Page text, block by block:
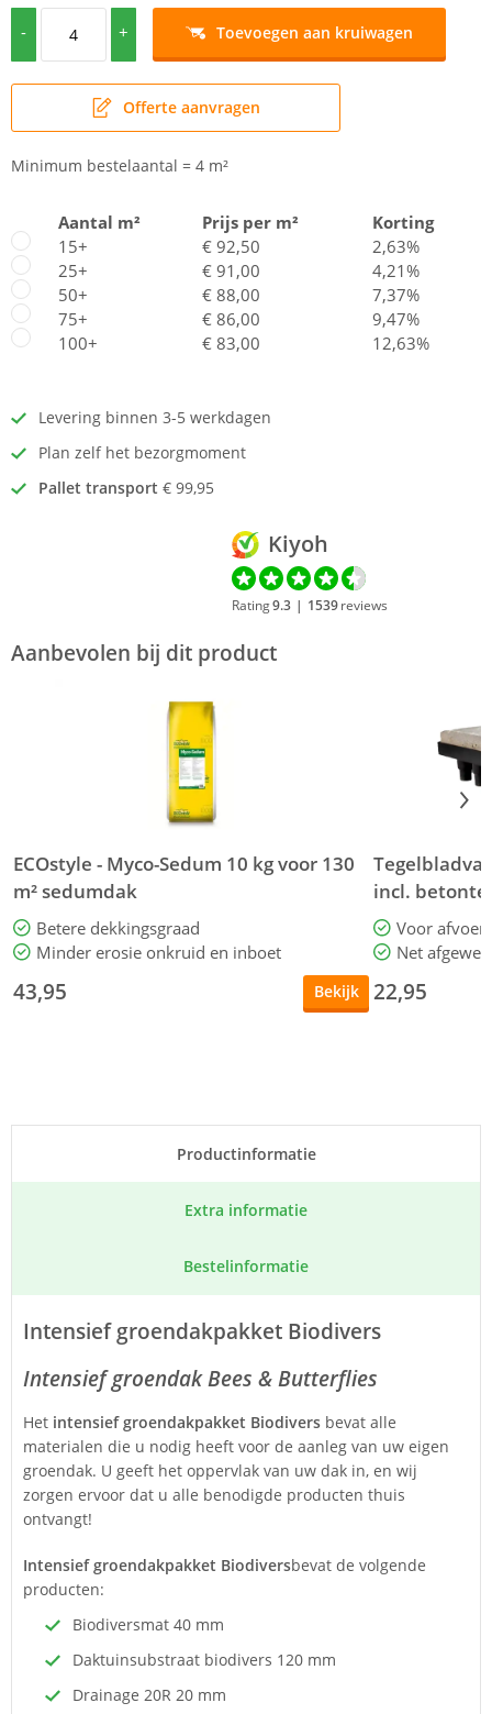
- + Toevoegen aan kruiwagen
Offerte aanvragen
Minimum bestelaantal = 4 m²
Aantal m² Prijs per m²
Korting
15+
€ 92,50
2,63%
25+
€ 91,00
4,21%
50+
€ 88,00
7,37%
75+
€ 86,00
9,47%
100+
€ 83,00 12,63%
Levering binnen 3-5 werkdagen
Plan zelf het bezorgmoment
Pallet transport € 99,95
Kiyoh
Rating9.3 | 1539reviews
Aanbevolen bij dit product
ECOstyle - Myco-Sedum 10 kg voor 130
m² sedumdak
Betere dekkingsgraad
Minder erosie onkruid en inboet
43,95 Bekijk
incl.
Voor afvoer
Net
22,95
Product­informatie
Extra informatie
Bestel­informatie
Intensief groendakpakket Biodivers
Intensief groendak Bees & Butterflies
Het intensief groendakpakket Biodivers bevat alle
materialen die u nodig heeft voor de aanleg van uw eigen
groendak. U geeft het oppervlak van uw dak in, en wij
zorgen ervoor dat u alle benodigde producten thuis
ontvangt!
Intensief groendakpakket Biodiversbevat de volgende
producten:
Biodiversmat 40 mm
Daktuinsubstraat biodivers 120 mm
Drainage 20R 20 mm